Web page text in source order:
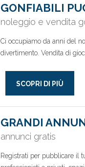
GONFIABILI
noleggio e vendita
Ci occupiamo da anni del
divertimento. Vendita di
SCOPRI DI PIÙ
GRANDI
annunci gratis
Registrati per pubblicare il